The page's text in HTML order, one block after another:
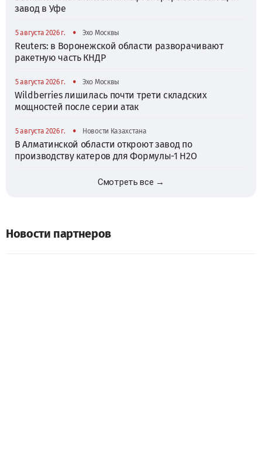
завод в Уфе
5 августа 2026 г. • Эхо Москвы
Reuters: в Воронежской области разворачивают
ракетную часть КНДР
5 августа 2026 г. • Эхо Москвы
Wildberries лишилась почти трети складских
мощностей после серии атак
5 августа 2026 г. • Новости Казахстана
В Алматинской области откроют завод по
производству катеров для Формулы-1 H2O
Смотреть все →
Новости партнеров